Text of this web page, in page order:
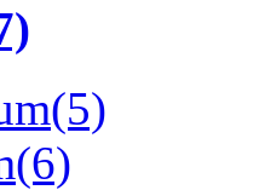
(5)
(6)